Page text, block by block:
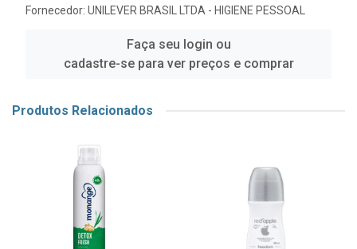
Fornecedor: UNILEVER BRASIL LTDA - HIGIENE PESSOAL
Faça seu login ou
cadastre-se para ver preços e comprar
Produtos Relacionados